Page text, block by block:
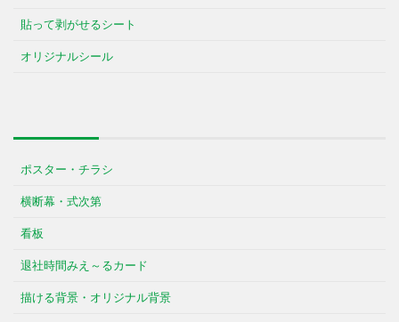
貼って剥がせるシート
オリジナルシール
ポスター・チラシ
横断幕・式次第
看板
退社時間みえ～るカード
描ける背景・オリジナル背景